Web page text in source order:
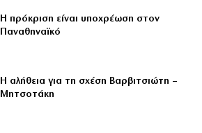
Η πρόκριση είναι υποχρέωση στον
Παναθηναϊκό
Η αλήθεια για τη σχέση Βαρβιτσιώτη –
Μητσοτάκη